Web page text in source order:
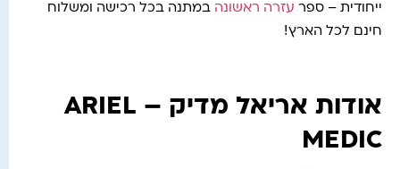
ייחודית – ספר עזרה ראשונה במתנה בכל רכישה ומשלוח
חינם לכל הארץ!
אודות אריאל מדיק – ARIEL
MEDIC